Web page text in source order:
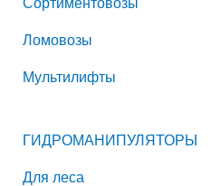
Ломовозы
Мультилифты
ГИДРОМАНИПУЛЯТОРЫ
Для леса